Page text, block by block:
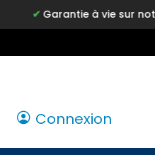
Garantie à vie sur notre
Connexion